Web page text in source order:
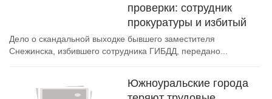
проверки: сотрудник
прокуратуры и избитый
Дело о скандальной выходке бывшего заместителя
Снежинска, избившего сотрудника ГИБДД, передано...
Южноуральские города